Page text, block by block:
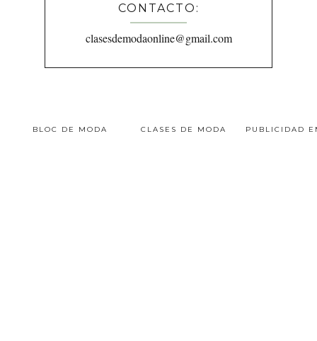
CONTACTO:
clasesdemodaonline@gmail.com
BLOC DE MODA CLASES DE MODA PUBLICIDAD